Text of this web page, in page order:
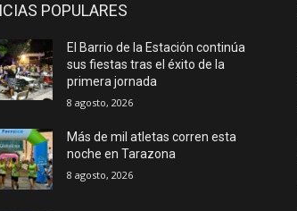
POPULARES
El Barrio de la Estación continúa
sus fiestas tras el éxito de la
primera jornada
8 agosto, 2026
Más de mil atletas corren esta
noche en Tarazona
8 agosto, 2026